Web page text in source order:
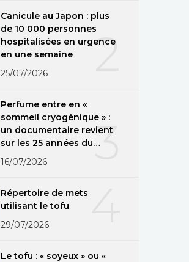
2
Canicule au Japon : plus
de 10 000 personnes
hospitalisées en urgence
en une semaine
25/07/2026
3
Perfume entre en «
sommeil cryogénique » :
un documentaire revient
sur les 25 années du
groupe
16/07/2026
Répertoire de mets
utilisant le tofu
29/07/2026
Le tofu : « soyeux » ou «